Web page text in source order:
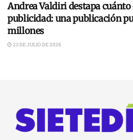
Andrea Valdiri destapa
publicidad: una publicación
millones
23 DE JULIO DE 2026